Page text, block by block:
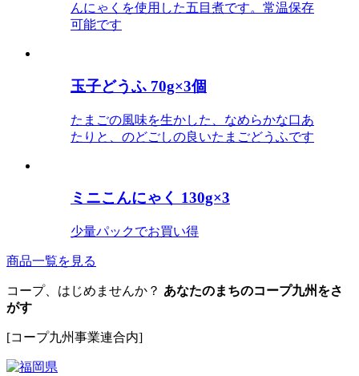
んにゃくを使用した五目煮です。常温保存
可能です
玉子どうふ 70g×3個
たまごの風味を生かした、なめらかな口あ
たりと、のどごしの良いたまごどうふです
ミニこんにゃく 130g×3
少量パックでお買い得
商品一覧を見る
コープ、はじめませんか？ あなたのまちのコープ九州をさ
がす
[コープ九州事業連合内]